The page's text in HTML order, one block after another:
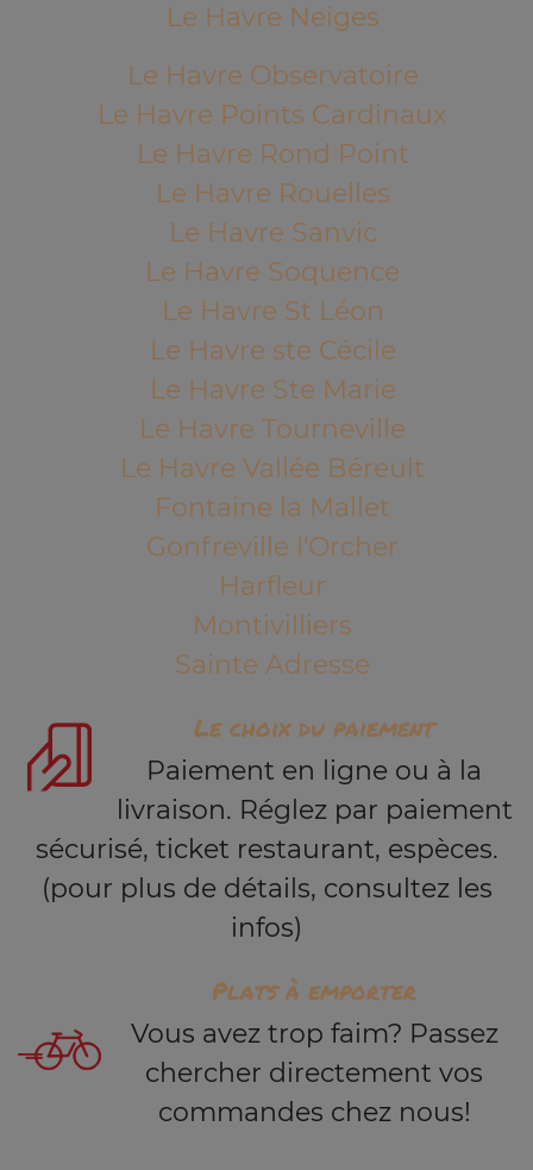
Le Havre Neiges
Le Havre Observatoire
Le Havre Points Cardinaux
Le Havre Rond Point
Le Havre Rouelles
Le Havre Sanvic
Le Havre Soquence
Le Havre St Léon
Le Havre ste Cécile
Le Havre Ste Marie
Le Havre Tourneville
Le Havre Vallée Béreult
Fontaine la Mallet
Gonfreville l'Orcher
Harfleur
Montivilliers
Sainte Adresse
Le choix du paiement
Paiement en ligne ou à la
livraison. Réglez par paiement
sécurisé, ticket restaurant, espèces.
(pour plus de détails, consultez les
infos)
Plats à emporter
Vous avez trop faim? Passez
chercher directement vos
commandes chez nous!